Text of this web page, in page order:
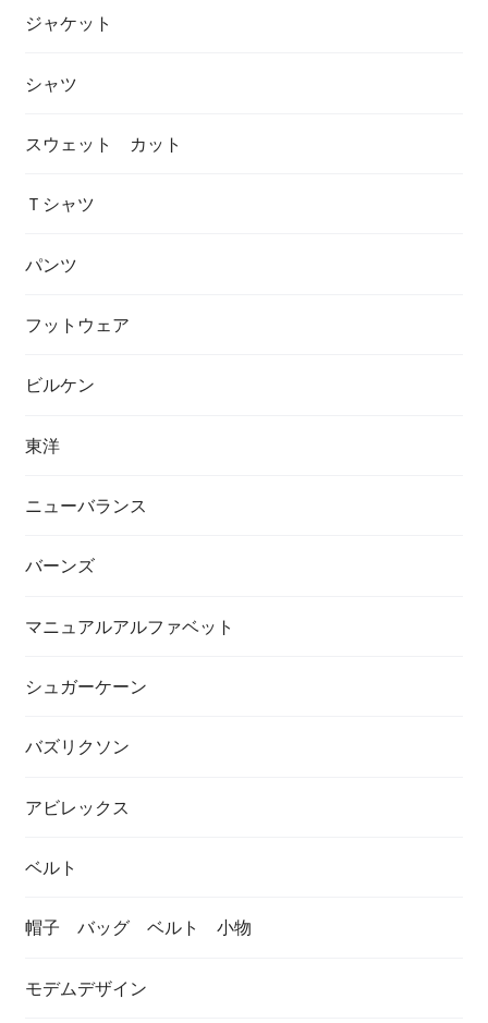
ジャケット
シャツ
スウェット カット
Ｔシャツ
パンツ
フットウェア
ビルケン
東洋
ニューバランス
バーンズ
マニュアルアルファベット
シュガーケーン
バズリクソン
アビレックス
ベルト
帽子 バッグ ベルト 小物
モデムデザイン